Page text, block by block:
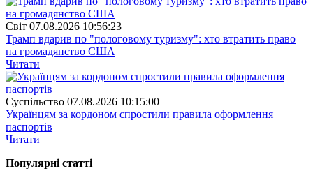
Свiт 07.08.2026 10:56:23
Трамп вдарив по "пологовому туризму": хто втратить право
на громадянство США
Читати
Суспiльство 07.08.2026 10:15:00
Українцям за кордоном спростили правила оформлення
паспортів
Читати
Популярнi статтi